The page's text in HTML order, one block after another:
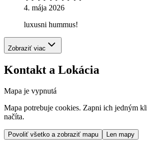
4. mája 2026
luxusni hummus!
Zobraziť viac
Kontakt a Lokácia
Mapa je vypnutá
Mapa potrebuje cookies. Zapni ich jedným
načíta.
Povoliť všetko a zobraziť mapu Len mapy